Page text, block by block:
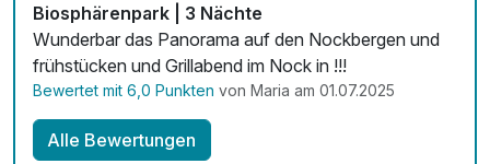
Biosphärenpark | 3 Nächte
Wunderbar das Panorama auf den Nockbergen und
frühstücken und Grillabend im Nock in !!!
Bewertet mit 6,0 Punkten von Maria am 01.07.2025
Alle Bewertungen